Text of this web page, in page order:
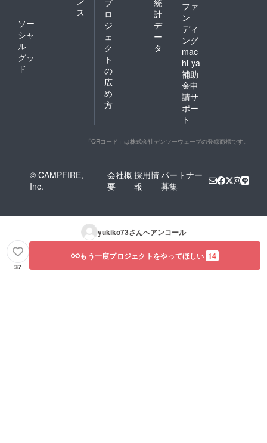
ス
ソー
シャ
ル
グッ
ド
プ
ロ
ジ
ェ
ク
ト
の
広
め
方
統
計
デ
ー
タ
ファ
ン
ディ
ング
mac
hi-ya
補助
金申
請サ
ポー
ト
「QRコード」は株式会社デンソーウェーブの登録商標です。
© CAMPFIRE,
Inc.
会社概
要
採用情
報
パートナー
募集
yukiko73さんへアンコール
37
もう一度プロジェクトをやってほしい 14